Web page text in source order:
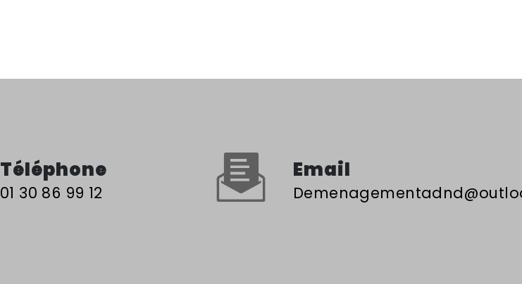
Téléphone
01 30 86 99 12
Email